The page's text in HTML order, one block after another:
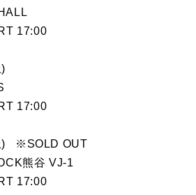
17:00
17:00
) ※SOLD OUT
熊谷 VJ-1
17:00